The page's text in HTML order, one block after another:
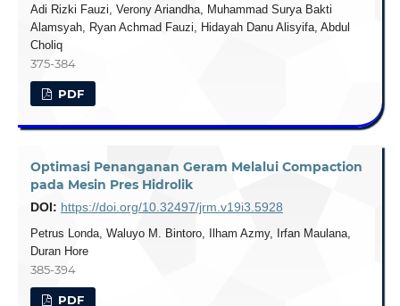
Adi Rizki Fauzi, Verony Ariandha, Muhammad Surya Bakti
Alamsyah, Ryan Achmad Fauzi, Hidayah Danu Alisyifa, Abdul
Choliq
375-384
PDF
Optimasi Penanganan Geram Melalui Compaction
pada Mesin Pres Hidrolik
DOI: https://doi.org/10.32497/jrm.v19i3.5928
Petrus Londa, Waluyo M. Bintoro, Ilham Azmy, Irfan Maulana,
Duran Hore
385-394
PDF